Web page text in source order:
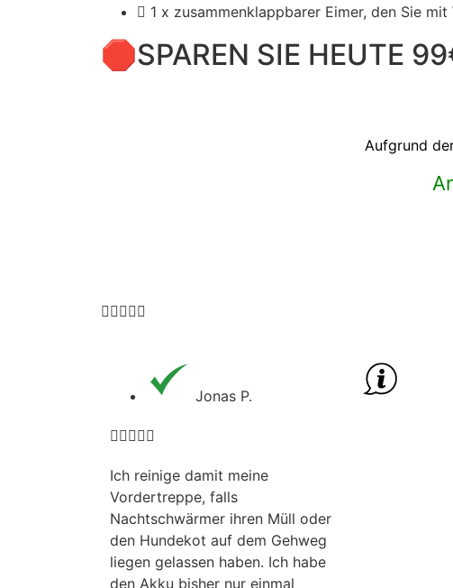
1 x zusammenklappbarer Eimer, den Sie
🛑SPAREN SIE HEUTE
Aufgrund

Jonas P.

Ich reinige damit meine
Vordertreppe, falls
Nachtschwärmer ihren Müll oder
den Hundekot auf dem Gehweg
liegen gelassen haben. Ich habe
den Akku bisher nur einmal